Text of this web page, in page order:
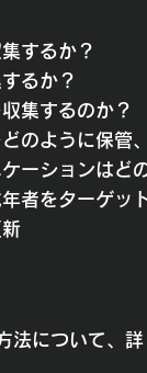
するか？
るか？
集するのか？
のように保管
ーションはど
者をターゲッ
法について、